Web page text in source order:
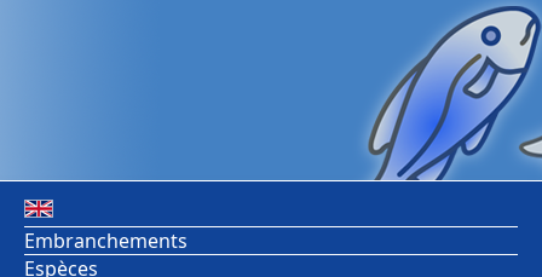
Embranchements
Espèces